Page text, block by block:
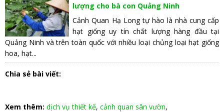
lượng cho bà con Quảng Ninh
Cảnh Quan Hạ Long tự hào là nhà cung cấp
hạt giống uy tín chất lượng hàng đầu tại
Quảng Ninh và trên toàn quốc với nhiều loại chủng loại hạt giống
hoa, hạt...
Chia sẻ bài viết:
Xem thêm: dịch vụ thiết kế, cảnh quan sân vườn,